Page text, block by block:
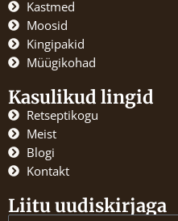
o
o
k
g
r
a
m
Kastmed
Moosid
Kingipakid
Müügikohad
Kasulikud lingid
Retseptikogu
Meist
Blogi
Kontakt
Liitu uudiskirjaga